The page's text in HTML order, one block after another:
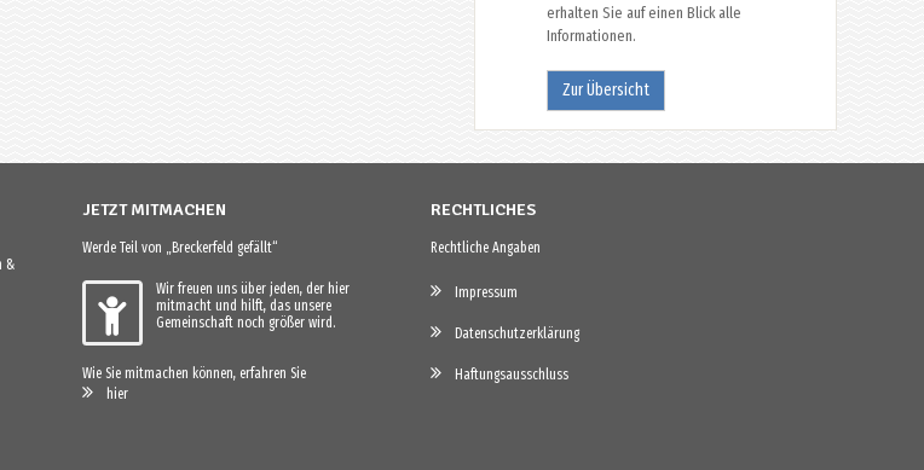
erhalten Sie auf einen Blick alle
Informationen.
Zur Übersicht
&
JETZT MITMACHEN
Werde Teil von „Breckerfeld gefällt“
Wir freuen uns über jeden, der hier
mitmacht und hilft, das unsere
Gemeinschaft noch größer wird.
Wie Sie mitmachen können, erfahren Sie
hier
RECHTLICHES
Rechtliche Angaben
Impressum
Datenschutzerklärung
Haftungsausschluss